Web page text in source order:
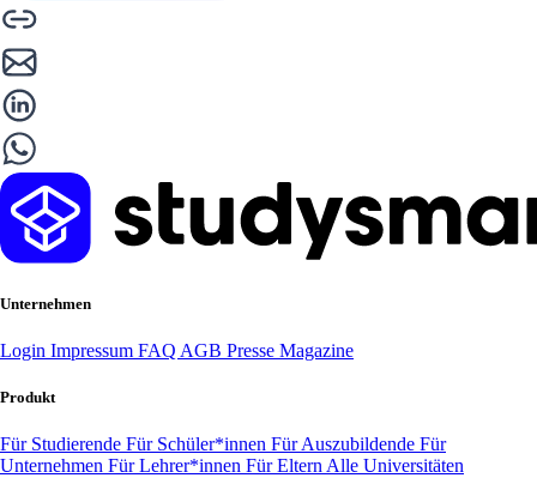
Unternehmen
Login Impressum FAQ AGB Presse Magazine
Produkt
Für Studierende Für Schüler*innen Für Auszubildende Für
Unternehmen Für Lehrer*innen Für Eltern Alle Universitäten